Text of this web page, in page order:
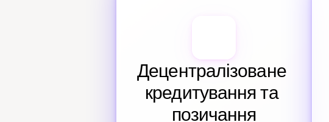
Децентралізоване
кредитування та
позичання